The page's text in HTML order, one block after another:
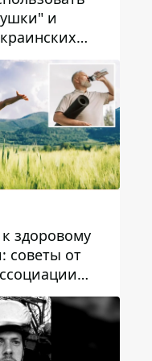
и
здоровому
советы от